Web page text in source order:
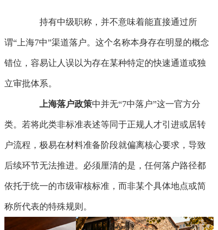
持有中级职称，并不意味着能直接通过所
谓“上海7中”渠道落户。这个名称本身存在明显的概念
错位，容易让人误以为存在某种特定的快速通道或独
立审批体系。
上海落户政策中并无“7中落户”这一官方分
类。若将此类非标准表述等同于正规人才引进或居转
户流程，极易在材料准备阶段就偏离核心要求，导致
后续环节无法推进。必须厘清的是，任何落户路径都
依托于统一的市级审核标准，而非某个具体地点或简
称所代表的特殊规则。